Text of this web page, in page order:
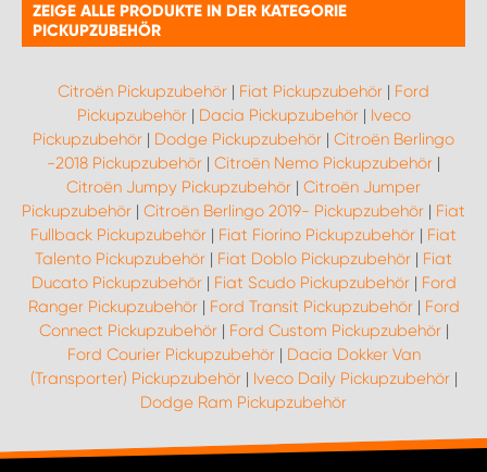
ZEIGE ALLE PRODUKTE IN DER KATEGORIE
PICKUPZUBEHÖR
Citroën Pickupzubehör | Fiat Pickupzubehör | Ford
Pickupzubehör| Dacia Pickupzubehör| Iveco
Pickupzubehör | Dodge Pickupzubehör | Citroën Berlingo
-2018 Pickupzubehör | Citroën Nemo Pickupzubehör |
Citroën Jumpy Pickupzubehör | Citroën Jumper
Pickupzubehör | Citroën Berlingo 2019- Pickupzubehör | Fiat
Fullback Pickupzubehör | Fiat Fiorino Pickupzubehör | Fiat
Talento Pickupzubehör | Fiat Doblo Pickupzubehör | Fiat
Ducato Pickupzubehör| Fiat Scudo Pickupzubehör| Ford
Ranger Pickupzubehör| Ford Transit Pickupzubehör| Ford
Connect Pickupzubehör| Ford Custom Pickupzubehör|
Ford Courier Pickupzubehör| Dacia Dokker Van
(Transporter) Pickupzubehör| Iveco Daily Pickupzubehör|
Dodge Ram Pickupzubehör